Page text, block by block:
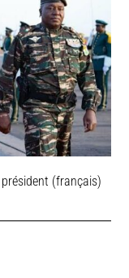
président (français)